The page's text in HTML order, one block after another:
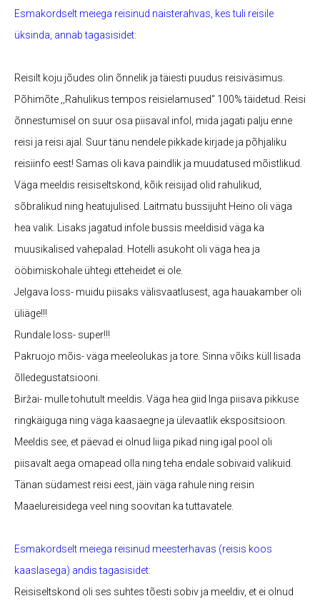
Esmakordselt meiega reisinud naisterahvas, kes tuli reisile
üksinda, annab tagasisidet:
Reisilt koju jõudes olin õnnelik ja täiesti puudus reisiväsimus.
Põhimõte ,,Rahulikus tempos reisielamused" 100% täidetud. Reisi
õnnestumisel on suur osa piisaval infol, mida jagati palju enne
reisi ja reisi ajal. Suur tänu nendele pikkade kirjade ja põhjaliku
reisiinfo eest! Samas oli kava paindlik ja muudatused mõistlikud.
Väga meeldis reisiseltskond, kõik reisijad olid rahulikud,
sõbralikud ning heatujulised. Laitmatu bussijuht Heino oli väga
hea valik. Lisaks jagatud infole bussis meeldisid väga ka
muusikalised vahepalad. Hotelli asukoht oli väga hea ja
ööbimiskohale ühtegi etteheidet ei ole.
Jelgava loss- muidu piisaks välisvaatlusest, aga hauakamber oli
üliäge!!!
Rundale loss- super!!!
Pakruojo mõis- väga meeleolukas ja tore. Sinna võiks küll lisada
õlledegustatsiooni.
Biržai- mulle tohutult meeldis. Väga hea giid Inga piisava pikkuse
ringkäiguga ning väga kaasaegne ja ülevaatlik ekspositsioon.
Meeldis see, et päevad ei olnud liiga pikad ning igal pool oli
piisavalt aega omapead olla ning teha endale sobivaid valikuid.
Tänan südamest reisi eest, jäin väga rahule ning reisin
Maaelureisidega veel ning soovitan ka tuttavatele.
Esmakordselt meiega reisinud meesterhavas (reisis koos
kaaslasega) andis tagasisidet:
Reisiseltskond oli ses suhtes tõesti sobiv ja meeldiv, et ei olnud